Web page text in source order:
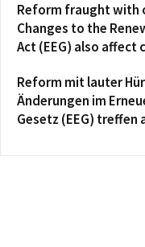
Reform fraught with
Changes to the
Act (EEG) also affect
Reform mit lauter
Änderungen im
Gesetz (EEG) treffen